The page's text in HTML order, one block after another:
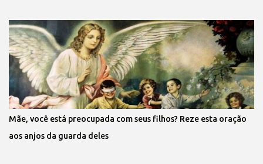
Mãe, você está preocupada com seus filhos? Reze esta oração
aos anjos da guarda deles